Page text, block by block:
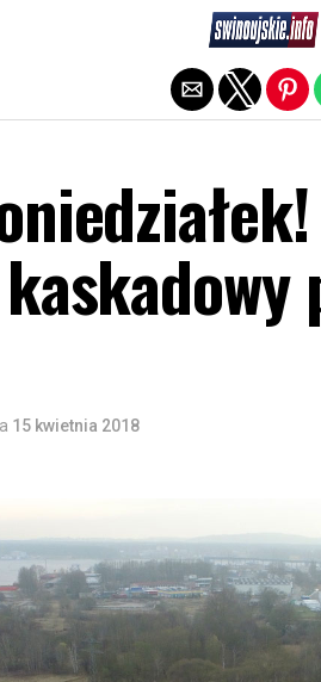
15 kwietnia 2018
Exit mobile